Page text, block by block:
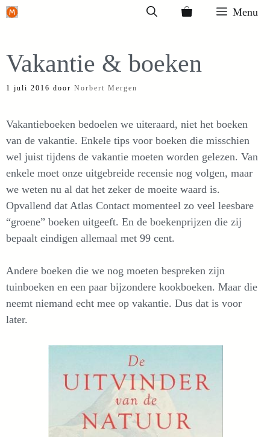
Ga
inhoud
Menu
Vakantie & boeken
1 juli 2016 door Norbert Mergen
Vakantieboeken bedoelen we uiteraard, niet het boeken
van de vakantie. Enkele tips voor boeken die misschien
wel juist tijdens de vakantie moeten worden gelezen. Van
enkele moet onze uitgebreide recensie nog volgen, maar
we weten nu al dat het zeker de moeite waard is.
Opvallend dat Atlas Contact momenteel zo veel leesbare
“groene” boeken uitgeeft. En de boekenprijzen die zij
bepaalt eindigen allemaal met 99 cent.
Andere boeken die we nog moeten bespreken zijn
tuinboeken en een paar bijzondere kookboeken. Maar die
neemt niemand echt mee op vakantie. Dus dat is voor
later.